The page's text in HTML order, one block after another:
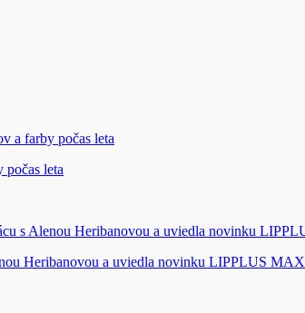
leta
Heribanovou a uviedla novinku LIPPLUS MAX